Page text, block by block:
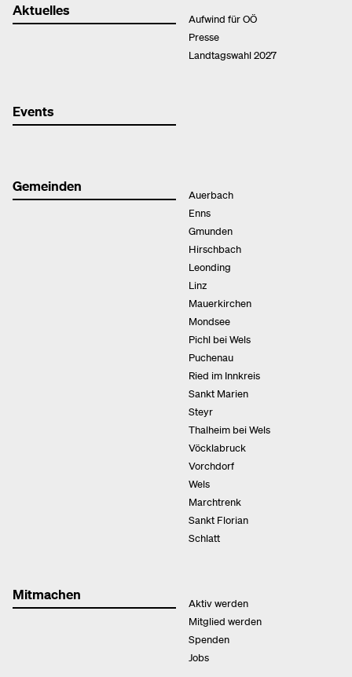
Aktuelles
Aufwind für OÖ
Presse
Landtagswahl 2027
Events
Gemeinden
Auerbach
Enns
Gmunden
Hirschbach
Leonding
Linz
Mauerkirchen
Mondsee
Pichl bei Wels
Puchenau
Ried im Innkreis
Sankt Marien
Steyr
Thalheim bei Wels
Vöcklabruck
Vorchdorf
Wels
Marchtrenk
Sankt Florian
Schlatt
Mitmachen
Aktiv werden
Mitglied werden
Spenden
Jobs